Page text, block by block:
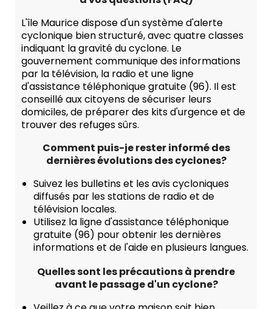
L'île Maurice dispose d'un système d'alerte
cyclonique bien structuré, avec quatre classes
indiquant la gravité du cyclone. Le
gouvernement communique des informations
par la télévision, la radio et une ligne
d'assistance téléphonique gratuite (96). Il est
conseillé aux citoyens de sécuriser leurs
domiciles, de préparer des kits d'urgence et de
trouver des refuges sûrs.
Comment puis-je rester informé des
dernières évolutions des cyclones?
Suivez les bulletins et les avis cycloniques
diffusés par les stations de radio et de
télévision locales.
Utilisez la ligne d'assistance téléphonique
gratuite (96) pour obtenir les dernières
informations et de l'aide en plusieurs langues.
Quelles sont les précautions à prendre
avant le passage d'un cyclone?